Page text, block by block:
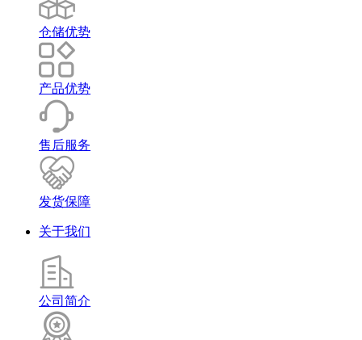
仓储优势
产品优势
售后服务
发货保障
关于我们
公司简介